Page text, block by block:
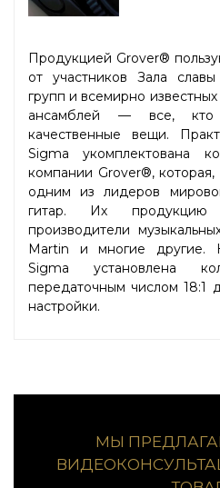
Продукцией Grover®
от участников Зала
групп и всемирно
ансамблей — все,
качественные вещи.
Sigma укомплектована
компании Grover®, которая,
одним из лидеров
гитар. Их продукцию
производители
Martin и многие другие.
Sigma установлена
передаточным числом 18:1
настройки.
МЫ